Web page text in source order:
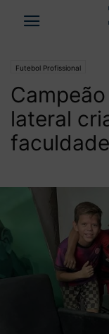
Futebol Profissional
lateral